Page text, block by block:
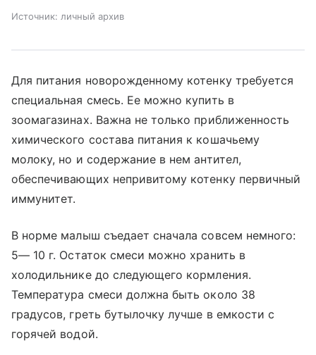
Источник: личный архив
Для питания новорожденному котенку требуется
специальная смесь. Ее можно купить в
зоомагазинах. Важна не только приближенность
химического состава питания к кошачьему
молоку, но и содержание в нем антител,
обеспечивающих непривитому котенку первичный
иммунитет.
В норме малыш съедает сначала совсем немного:
5— 10 г. Остаток смеси можно хранить в
холодильнике до следующего кормления.
Температура смеси должна быть около 38
градусов, греть бутылочку лучше в емкости с
горячей водой.